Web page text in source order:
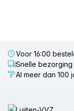
Voor 16:00
Snelle
Al meer dan 100